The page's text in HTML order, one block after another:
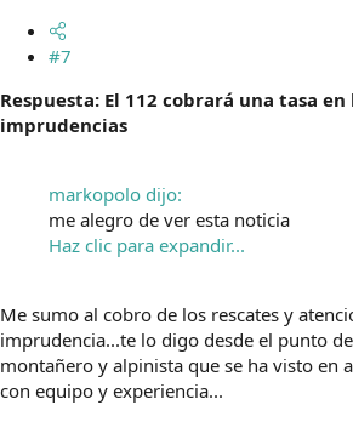
#7
Respuesta: El 112 cobrará una tasa
imprudencias
markopolo dijo:
me alegro de ver esta noticia
Haz clic para expandir...
Me sumo al cobro de los rescates y
imprudencia...te lo digo desde el punto
montañero y alpinista que se ha visto en
con equipo y experiencia...